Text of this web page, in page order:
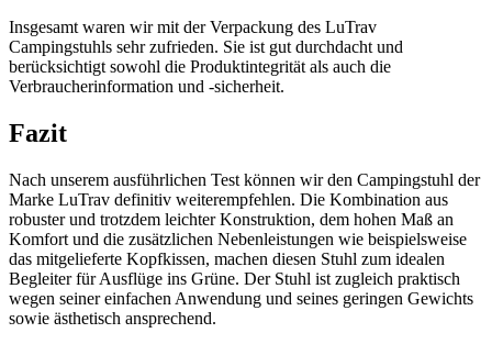
Insgesamt waren wir mit der Verpackung des LuTrav
Campingstuhls sehr zufrieden. Sie ist gut durchdacht und
berücksichtigt sowohl die Produktintegrität als auch die
Verbraucherinformation und -sicherheit.
Fazit
Nach unserem ausführlichen Test können wir den Campingstuhl der
Marke LuTrav definitiv weiterempfehlen. Die Kombination aus
robuster und trotzdem leichter Konstruktion, dem hohen Maß an
Komfort und die zusätzlichen Nebenleistungen wie beispielsweise
das mitgelieferte Kopfkissen, machen diesen Stuhl zum idealen
Begleiter für Ausflüge ins Grüne. Der Stuhl ist zugleich praktisch
wegen seiner einfachen Anwendung und seines geringen Gewichts
sowie ästhetisch ansprechend.